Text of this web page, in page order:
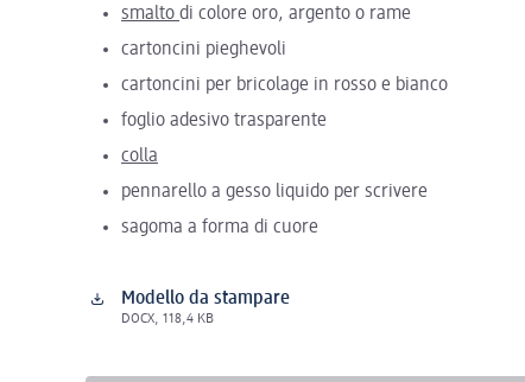
smalto di colore oro, argento o rame
cartoncini pieghevoli
cartoncini per bricolage in rosso e bianco
foglio adesivo trasparente
colla
pennarello a gesso liquido per scrivere
sagoma a forma di cuore
Modello da stampare
DOCX, 118,4 KB